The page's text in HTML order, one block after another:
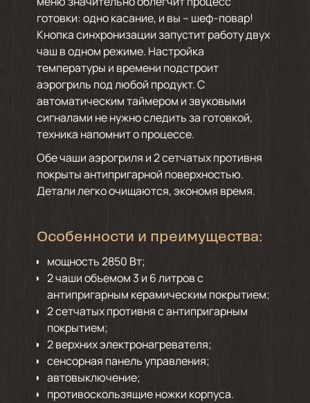
готовки: одно касание, и вы – шеф-повар!
Кнопка синхронизации запустит работу двух
чаш в одном режиме. Настройка
температуры и времени подстроит
аэрогриль под любой продукт. С
автоматическим таймером и звуковыми
сигналами не нужно следить за готовкой,
техника напомнит о процессе.
Обе чаши аэрогриля и 2 сетчатых противня
покрыты антипригарной поверхностью.
Детали легко очищаются, экономя время.
Особенности и преимущества:
мощность 2850 Вт;
2 чаши объемом 3 и 6 литров с
антипригарным керамическим покрытием;
2 сетчатых противня с антипригарным
покрытием;
2 верхних электронагревателя;
сенсорная панель управления;
автовыключение;
противоскользящие ножки корпуса.